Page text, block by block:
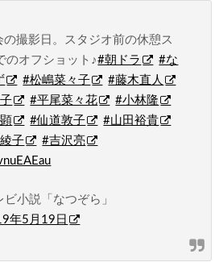
の撮影日。スタジオ前の休憩ス
のオフショット♪#朝ドラ
#な
#松嶋菜々子
#藤木直人
#平尾菜々花
#小林隆
#仙道敦子
#山田裕貴
子
#吉沢亮
小説「なつぞら」
年5月19日